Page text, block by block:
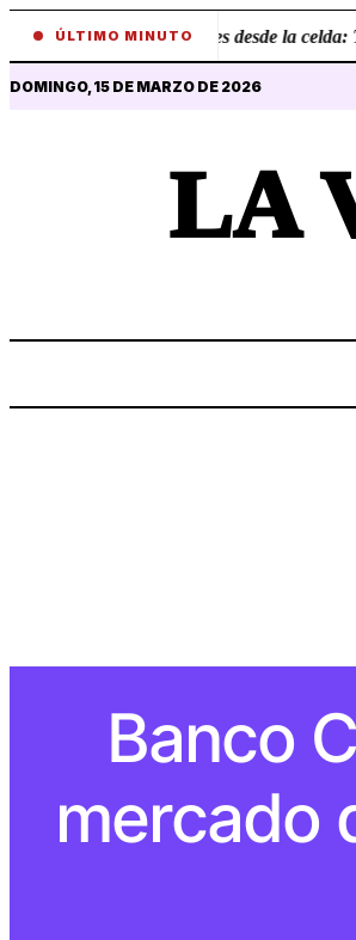
ÚLTIMO MINUTO
• Revelaciones desde la celda:
DOMINGO, 15 DE MARZO DE 2026
LA
Banco
mercado